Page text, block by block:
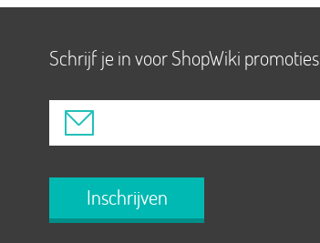
Schrijf je in voor ShopWiki promoties
Inschrijven